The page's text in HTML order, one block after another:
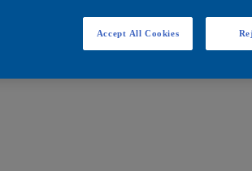
Accept All Cookies